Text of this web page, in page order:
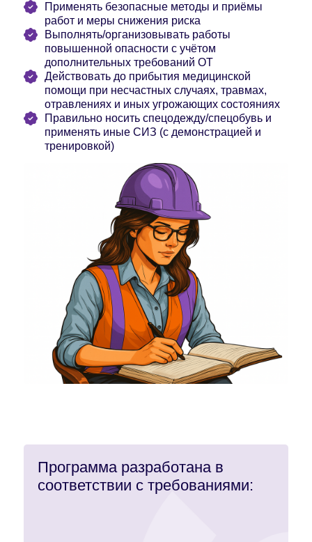
Применять безопасные методы и приёмы
работ и меры снижения риска
Выполнять/организовывать работы
повышенной опасности с учётом
дополнительных требований ОТ
Действовать до прибытия медицинской
помощи при несчастных случаях, травмах,
отравлениях и иных угрожающих состояниях
Правильно носить спецодежду/спецобувь и
применять иные СИЗ (с демонстрацией и
тренировкой)
Программа разработана в
соответствии с требованиями: